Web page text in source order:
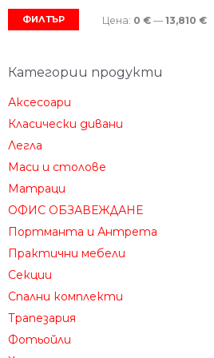
ФИЛТЪР Цена: 0 € —13,810 €
Категории продукти
Аксесоари
Класически дивани
Легла
Маси и столове
Матраци
ОФИС ОБЗАВЕЖДАНЕ
Портманта и Антрета
Практични мебели
Секции
Спални комплекти
Трапезария
Фотьойли